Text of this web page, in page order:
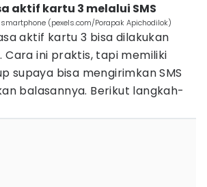
aktif kartu 3 melalui SMS
(pexels.com/Porapak Apichodilok)
aktif kartu 3 bisa dilakukan
Cara ini praktis, tapi memiliki
supaya bisa mengirimkan SMS
balasannya. Berikut langkah-